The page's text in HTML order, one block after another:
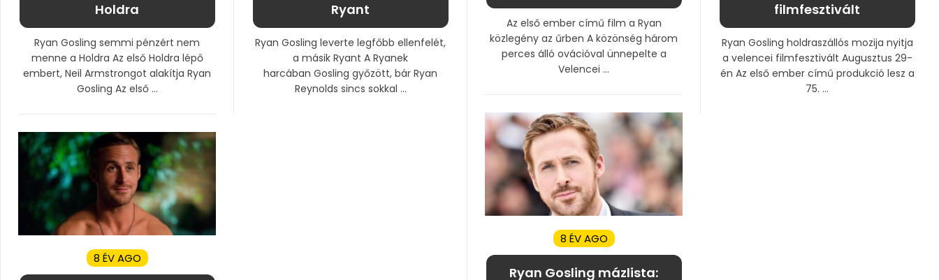
Holdra
Ryan Gosling semmi pénzért nem
menne a Holdra Az első Holdra lépő
embert, Neil Armstrongot alakítja Ryan
Gosling Az első ...
Ryant
Ryan Gosling leverte legfőbb ellenfelét,
a másik Ryant A Ryanek
harcában Gosling győzött, bár Ryan
Reynolds sincs sokkal ...
Az első ember című film a Ryan
közlegény az űrben A közönség három
perces álló ovációval ünnepelte a
Velencei ...
filmfesztivált
Ryan Gosling holdraszállós mozija nyitja
a velencei filmfesztivált Augusztus 29-
én Az első ember című produkció lesz a
75. ...
8 ÉV AGO
Ryan Gosling mázlista:
8 ÉV AGO